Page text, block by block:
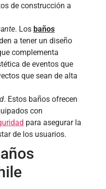
de construcción a
. Los baños
a tener un diseño
complementa
de eventos que
que sean de alta
. Estos baños ofrecen
con
para asegurar la
de los usuarios.